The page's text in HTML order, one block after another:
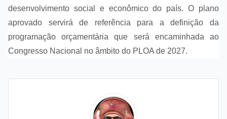
desenvolvimento social e econômico do país. O plano
aprovado servirá de referência para a definição da
programação orçamentária que será encaminhada ao
Congresso Nacional no âmbito do PLOA de 2027.